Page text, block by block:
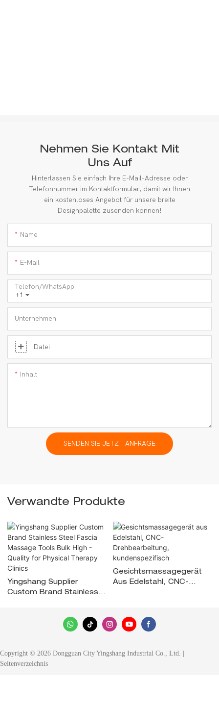
Nehmen Sie Kontakt Mit
Uns Auf
Hinterlassen Sie einfach Ihre E-Mail-Adresse oder
Telefonnummer im Kontaktformular, damit wir Ihnen
ein kostenloses Angebot für unsere breite
Designpalette zusenden können!
Name
E-Mail
+1
Telefon/WhatsApp
Unternehmen
Datei
Inhalt
SENDEN SIE JETZT ANFRAGE
Verwandte Produkte
Yingshang Supplier
Custom Brand Stainless
For Physical Therapy
Gesichtsmassagegerät
Aus Edelstahl, CNC-
Copyright © 2026 Dongguan City Yingshang Industrial Co., Ltd. |
Seitenverzeichnis